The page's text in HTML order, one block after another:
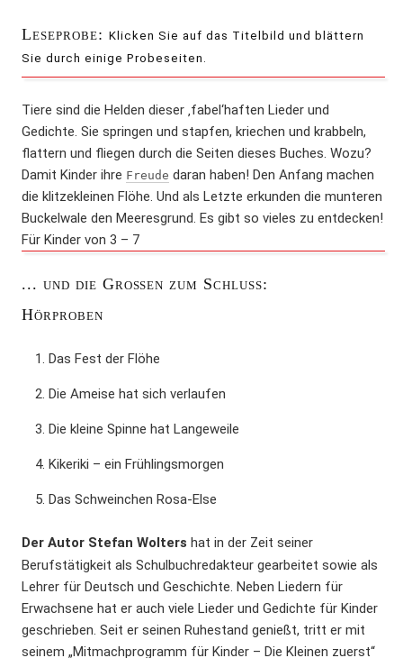
Leseprobe:Klicken Sie auf das Titelbild und blättern
Sie durch einige Probeseiten.
Tiere sind die Helden dieser ‚fabel‘haften Lieder und
Gedichte. Sie springen und stapfen, kriechen und krabbeln,
flattern und fliegen durch die Seiten dieses Buches. Wozu?
Damit Kinder ihre Freude daran haben! Den Anfang machen
die klitzekleinen Flöhe. Und als Letzte erkunden die munteren
Buckelwale den Meeresgrund. Es gibt so vieles zu entdecken!
Für Kinder von 3 – 7
... und die Großen zum Schluss:
Hörproben
Das Fest der Flöhe
Die Ameise hat sich verlaufen
Die kleine Spinne hat Langeweile
Kikeriki – ein Frühlingsmorgen
Das Schweinchen Rosa-Else
Der Autor Stefan Wolters hat in der Zeit seiner
Berufstätigkeit als Schulbuchredakteur gearbeitet sowie als
Lehrer für Deutsch und Geschichte. Neben Liedern für
Erwachsene hat er auch viele Lieder und Gedichte für Kinder
geschrieben. Seit er seinen Ruhestand genießt, tritt er mit
seinem „Mitmachprogramm für Kinder – Die Kleinen zuerst“